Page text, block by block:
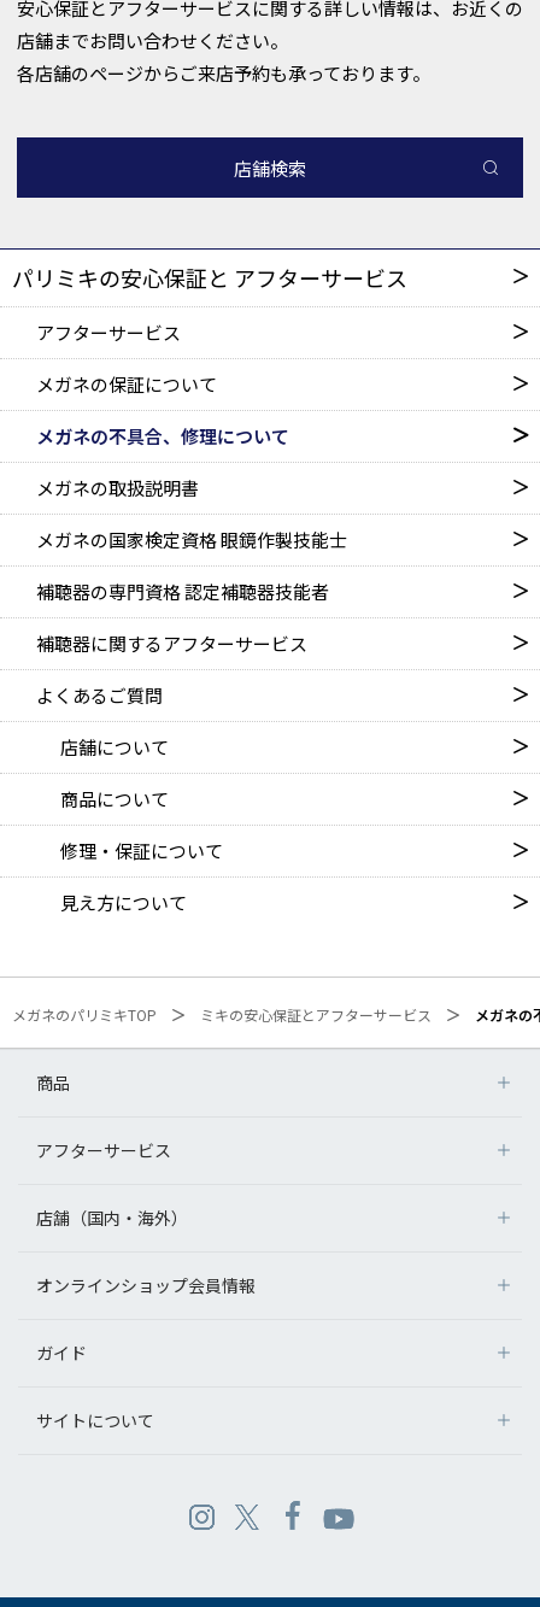
安心保証とアフターサービスに関する詳しい情報は、お近くの
店舗までお問い合わせください。
各店舗のページからご来店予約も承っております。
店舗検索
パリミキの安心保証と アフターサービス
アフターサービス
メガネの保証について
メガネの不具合、修理について
メガネの取扱説明書
メガネの国家検定資格眼鏡作製技能士
補聴器の専門資格認定補聴器技能者
補聴器に関するアフターサービス
よくあるご質問
店舗について
商品について
修理・保証について
見え方について
メガネのパリミキTOP ミキの安心保証とアフターサービス メガネの
商品
アフターサービス
店舗（国内・海外）
オンラインショップ会員情報
ガイド
サイトについて